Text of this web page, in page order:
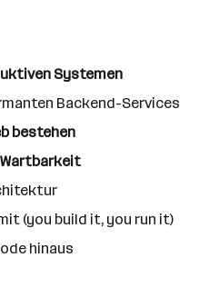
Systemen
Backend-Services
bestehen
(you build it, you run it)
hinaus